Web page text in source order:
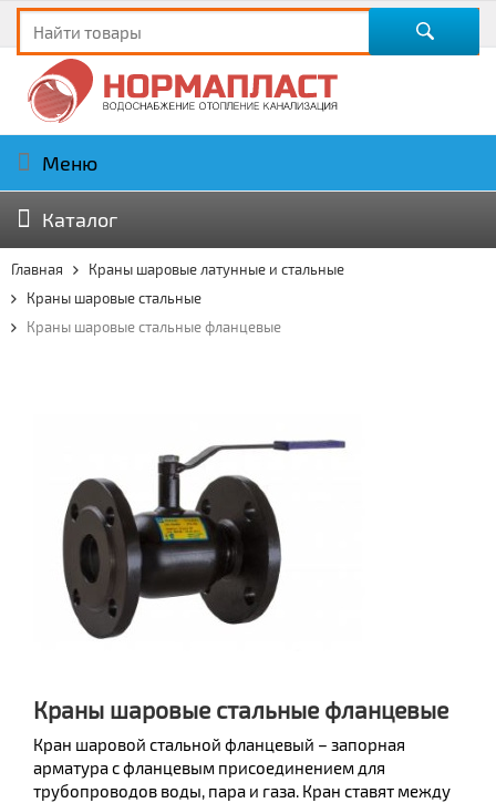
Меню
Каталог
Главная
Краны шаровые латунные и стальные
Краны шаровые стальные
Краны шаровые стальные фланцевые
Краны шаровые стальные фланцевые
Кран шаровой стальной фланцевый – запорная
арматура с фланцевым присоединением для
трубопроводов воды, пара и газа. Кран ставят между